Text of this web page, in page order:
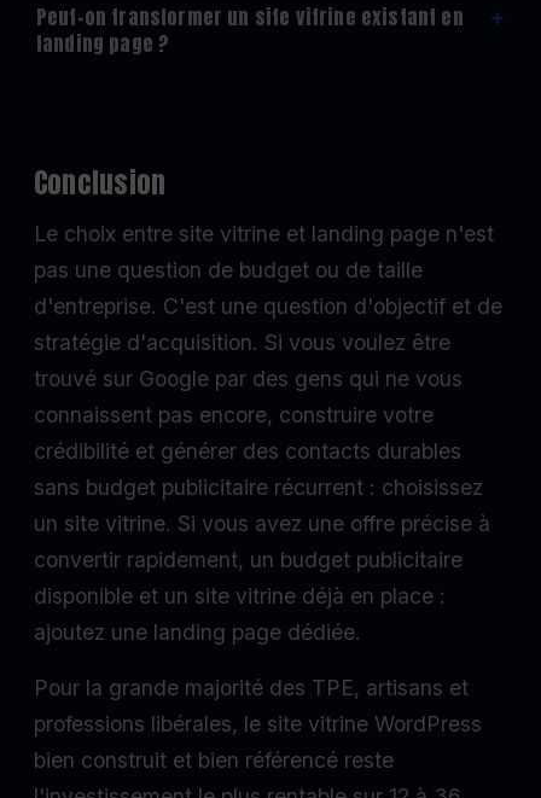
Peut-on transformer un site vitrine existant en
landing page ?
+
Conclusion
Le choix entre site vitrine et landing page n'est
pas une question de budget ou de taille
d'entreprise. C'est une question d'objectif et de
stratégie d'acquisition. Si vous voulez être
trouvé sur Google par des gens qui ne vous
connaissent pas encore, construire votre
crédibilité et générer des contacts durables
sans budget publicitaire récurrent : choisissez
un site vitrine. Si vous avez une offre précise à
convertir rapidement, un budget publicitaire
disponible et un site vitrine déjà en place :
ajoutez une landing page dédiée.
Pour la grande majorité des TPE, artisans et
professions libérales, le site vitrine WordPress
bien construit et bien référencé reste